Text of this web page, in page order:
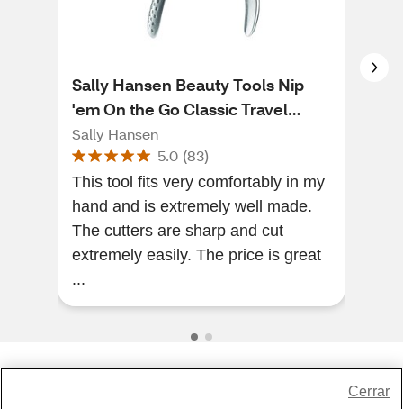
Sally Hansen Beauty Tools Nip
'em On the Go Classic Travel
Nipper
Sally Hansen
5.0 (83)
This tool fits very comfortably in my
hand and is extremely well made.
The cutters are sharp and cut
extremely easily. The price is great
...
Cerrar